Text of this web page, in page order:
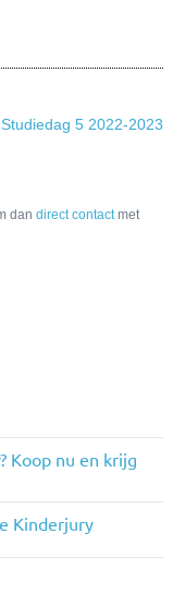
Studiedag 5 2022-2023
dan direct contactmet
Koop nu en krijg
Kinderjury